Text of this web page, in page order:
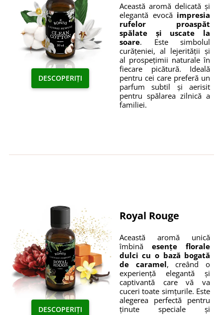
DESCOPERIȚI
Această aromă delicată și
elegantă evocă impresia
rufelor proaspăt
spălate și uscate la
soare. Este simbolul
curățeniei, al lejerității și
al prospețimii naturale în
fiecare picătură. Ideală
pentru cei care preferă un
parfum subtil și aerisit
pentru spălarea zilnică a
familiei.
DESCOPERIȚI
Royal Rouge
Această aromă unică
îmbină esențe florale
dulci cu o bază bogată
de caramel, creând o
experiență elegantă și
captivantă care vă va
cuceri toate simțurile. Este
alegerea perfectă pentru
ținute speciale și